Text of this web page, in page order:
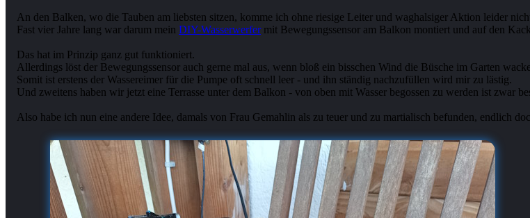
An den Balken, wo die Tauben am liebsten sitzen, komme ich ohne riesige Leiter und waghalsiger Aktion leider
Fast vier Jahre lang war darum mein DIY-Wasserwerfermit Bewegungssensor am Balkon montiert und auf den
Das hat im Prinzip ganz gut funktioniert.
Allerdings löst der Bewegungssensor auch gerne mal aus, wenn bloß ein bisschen Wind die Büsche im Garten
Somit ist erstens der Wassereimer für die Pumpe oft schnell leer - und ihn ständig nachzufüllen wird mir zu lästig.
Und zweitens haben wir jetzt eine Terrasse unter dem Balkon - von oben mit Wasser begossen zu werden ist zwar